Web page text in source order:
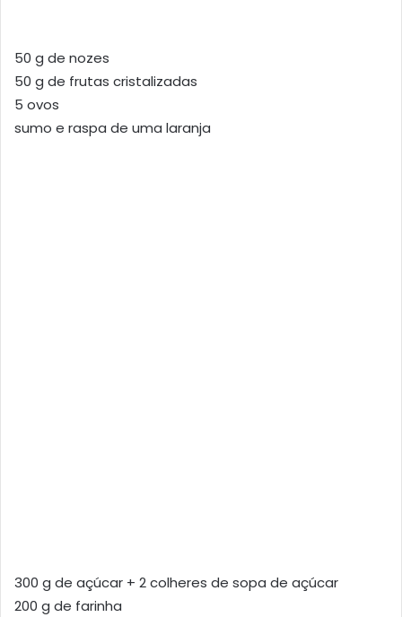
50 g de nozes
50 g de frutas cristalizadas
5 ovos
sumo e raspa de uma laranja
300 g de açúcar + 2 colheres de sopa de açúcar
200 g de farinha